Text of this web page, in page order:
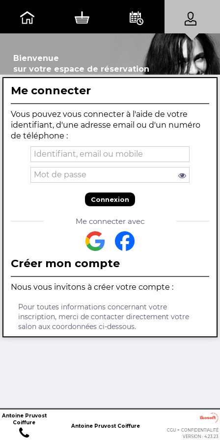
Bienvenue
sur votre espace de réservation
Me connecter
Vous pouvez vous connecter à l'aide de votre
identifiant, d'une adresse email ou d'un numéro
de téléphone :
Connexion
Me connecter avec
Créer mon compte
Nous vous invitons à créer votre compte :
Pour toutes informations concernant votre
inscription, merci de contacter directement votre
salon aux coordonnées ci-dessous.
Antoine Pruvost
Coiffure
Antoine Pruvost Coiffure
CGU- CONFIDENTIALITÉ
VERSION : 4.23.23